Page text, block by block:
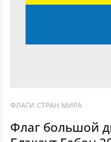
ФЛАГИ СТРАН МИРА
Флаг большой